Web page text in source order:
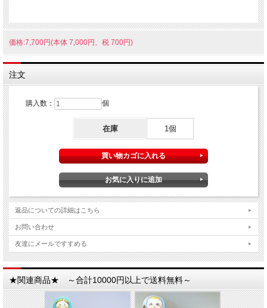
価格:7,700円(本体 7,000円、税 700円)
注文
購入数： 個
在庫 1個
返品についての詳細はこちら
お問い合わせ
友達にメールですすめる
★関連商品★ ～合計10000円以上で送料無料～